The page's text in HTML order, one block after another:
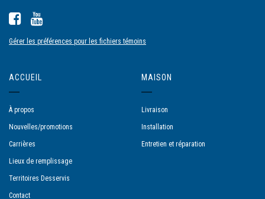
Gérer les préférences pour les fichiers témoins
ACCUEIL
À propos
Nouvelles/promotions
Carrières
Lieux de remplissage
Territoires Desservis
Contact
MAISON
Livraison
Installation
Entretien et réparation